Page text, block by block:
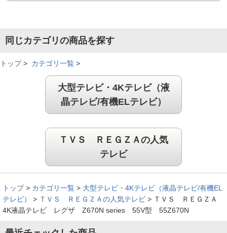
同じカテゴリの商品を探す
トップ> カテゴリ一覧 >
大型テレビ・4Kテレビ（液
晶テレビ/有機ELテレビ）
ＴＶＳ ＲＥＧＺＡの人気
テレビ
トップ > カテゴリ一覧 > 大型テレビ・4Kテレビ（液晶テレビ/有機EL
テレビ）
> ＴＶＳ ＲＥＧＺＡの人気テレビ > ＴＶＳ ＲＥＧＺＡ
4K液晶テレビ レグザ Z670N series 55V型 55Z670N